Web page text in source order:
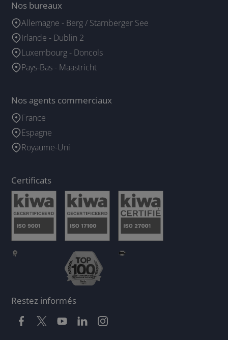
Nos bureaux
Allemagne - Berg / Starnberger See
Irlande - Dublin 2
Luxembourg - Doncols
Pays-Bas - Maastricht
Nos agents commerciaux
France
Espagne
Royaume-Uni
Certificats
Restez informés